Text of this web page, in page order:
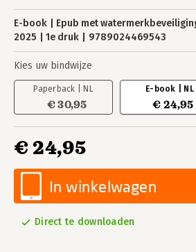
E-book Epub met
2025
1e druk 9789024469543
Kies uw bindwijze
Paperback | NL
€ 30,95
E-book | NL
€ 24,95
€ 24,95
In winkelwagen
Direct te downloaden